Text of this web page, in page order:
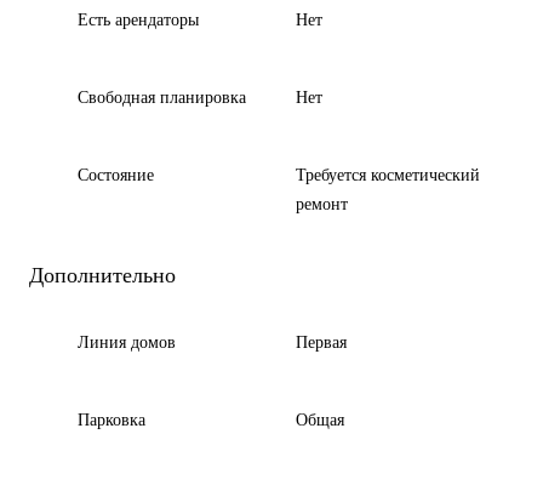
Есть арендаторы Нет
Свободная планировка Нет
Состояние
Требуется косметический
ремонт
Дополнительно
Линия домов Первая
Парковка Общая